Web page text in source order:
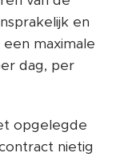
en
maximale
dag, per
opgelegde
nietig